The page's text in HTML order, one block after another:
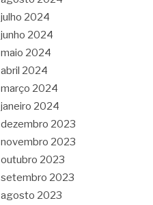
julho 2024
junho 2024
maio 2024
abril 2024
março 2024
janeiro 2024
dezembro 2023
novembro 2023
outubro 2023
setembro 2023
agosto 2023